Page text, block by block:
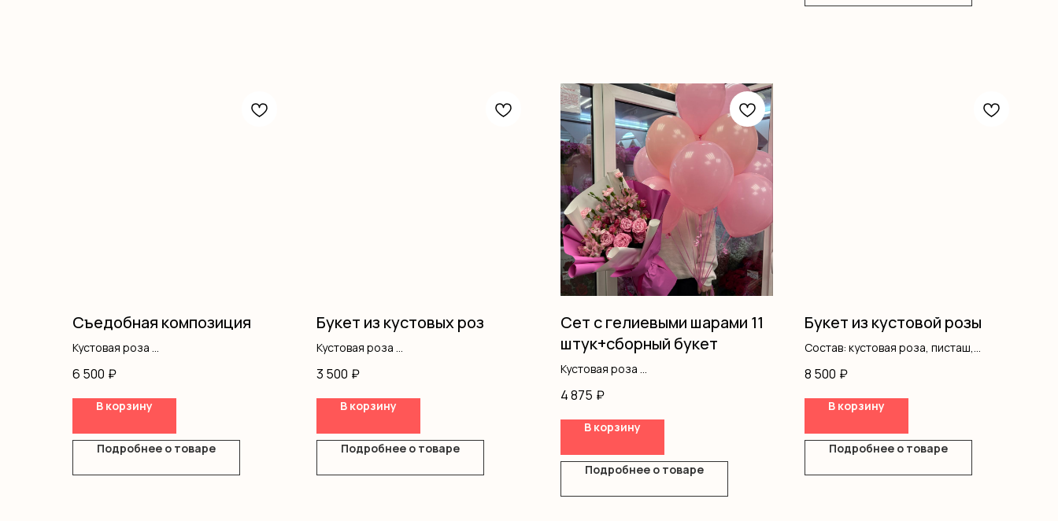
Съедобная композиция
Кустовая роза
Киндеры
Оазис
Коробка
6 500 ₽
В корзину
Подробнее о товаре
Букет из кустовых роз
Кустовая роза
3 500 ₽
В корзину
Подробнее о товаре
Сет с гелиевыми шарами 11
штук+сборный букет
Кустовая роза
Диантус
Оформление
Гелиевые шары
4 875 ₽
В корзину
Подробнее о товаре
Букет из кустовой розы
Состав: кустовая роза, писташ,
8 500 ₽
В корзину
Подробнее о товаре